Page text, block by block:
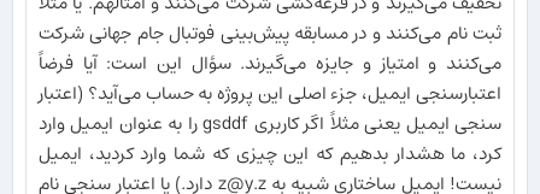
ثبت نام می‌کنند و در مسابقه پیش‌بینی فوتبال جام جهانی شرکت
می‌کنند و امتیاز و جایزه می‌گیرند. سؤال این است: آیا فرضاً
اعتبارسنجی ایمیل، جزء اصلی این پروژه به حساب می‌آید؟ (اعتبار
سنجی ایمیل یعنی مثلاً اگر کاربری gsddf را به عنوان ایمیل وارد
کرد، ما هشدار بدهیم که این چیزی که شما وارد کردید، ایمیل
نیست! ایمیل ساختاری شبیه به z@y.z دارد.) یا اعتبار سنجی نام